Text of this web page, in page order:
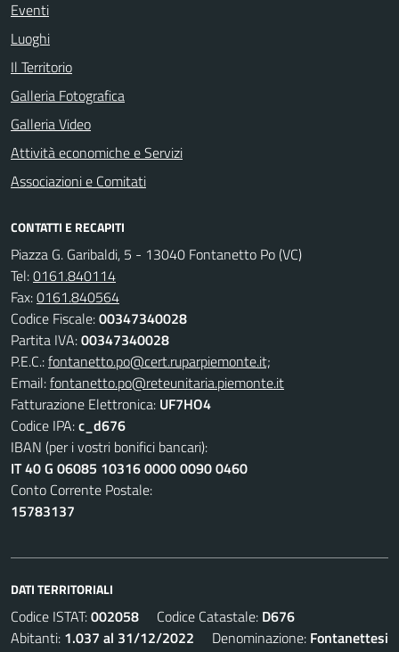
Eventi
Luoghi
Il Territorio
Galleria Fotografica
Galleria Video
Attività economiche e Servizi
Associazioni e Comitati
CONTATTI E RECAPITI
Piazza G. Garibaldi, 5 - 13040 Fontanetto Po (VC)
Tel:0161.840114
Fax:0161.840564
Codice Fiscale:00347340028
Partita IVA:00347340028
P.E.C.:fontanetto.po@cert.ruparpiemonte.it;
Email:fontanetto.po@reteunitaria.piemonte.it
Fatturazione Elettronica: UF7HO4
Codice IPA:c_d676
IBAN (per i vostri bonifici bancari):
IT 40 G 06085 10316 0000 0090 0460
Conto Corrente Postale:
15783137
DATI TERRITORIALI
Codice ISTAT:002058 Codice Catastale: D676
Abitanti: 1.037 al 31/12/2022 Denominazione: Fontanettesi